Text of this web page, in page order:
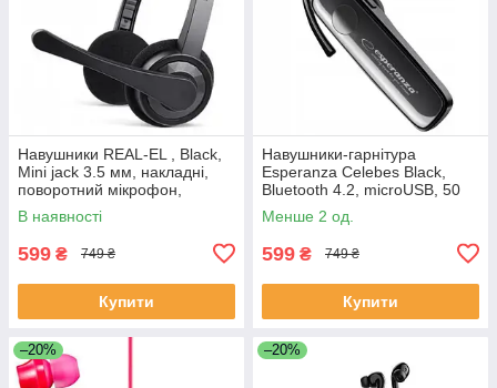
Навушники REAL-EL , Black,
Mini jack 3.5 мм, накладні,
поворотний мікрофон,
кабель 1.5 м
В наявності
599 ₴ 749 ₴
Купити
Навушники-гарнітура
Esperanza Celebes Black,
Bluetooth 4.2, microUSB, 50
мАч, 3.5 год
Менше 2 од.
599 ₴ 749 ₴
Купити
–20% –20%